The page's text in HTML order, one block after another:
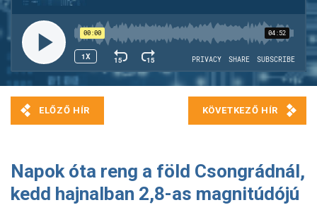
PLAYLIST
MI AZ A ROBOT PODCAST?
Napok óta reng a föld Csongrádnál,
kedd hajnalban 2,8-as magnitúdójú